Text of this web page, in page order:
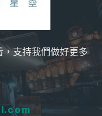
支持我們做好更多